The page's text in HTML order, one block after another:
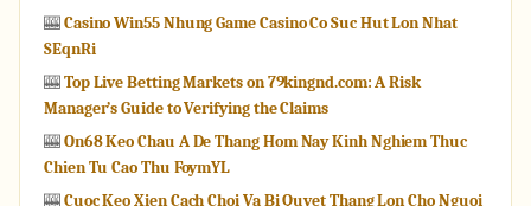
🎰Casino Win55 Nhung Game Casino Co Suc Hut Lon Nhat
SEqnRi
🎰Top Live Betting Markets on 79kingnd.com: A Risk
Manager’s Guide to Verifying the Claims
🎰On68 Keo Chau A De Thang Hom Nay Kinh Nghiem Thuc
Chien Tu Cao Thu FoymYL
🎰Cuoc Keo Xien Cach Choi Va Bi Quyet Thang Lon Cho Nguoi